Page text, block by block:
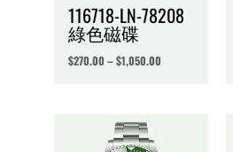
116718-LN-78208
綠色磁碟
$270.00 –$1,050.00